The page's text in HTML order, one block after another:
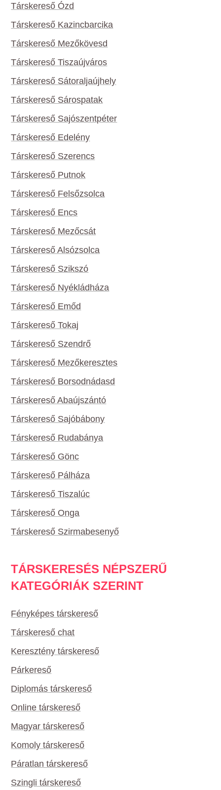
Társkereső Ózd
Társkereső Kazincbarcika
Társkereső Mezőkövesd
Társkereső Tiszaújváros
Társkereső Sátoraljaújhely
Társkereső Sárospatak
Társkereső Sajószentpéter
Társkereső Edelény
Társkereső Szerencs
Társkereső Putnok
Társkereső Felsőzsolca
Társkereső Encs
Társkereső Mezőcsát
Társkereső Alsózsolca
Társkereső Szikszó
Társkereső Nyékládháza
Társkereső Emőd
Társkereső Tokaj
Társkereső Szendrő
Társkereső Mezőkeresztes
Társkereső Borsodnádasd
Társkereső Abaújszántó
Társkereső Sajóbábony
Társkereső Rudabánya
Társkereső Gönc
Társkereső Pálháza
Társkereső Tiszalúc
Társkereső Onga
Társkereső Szirmabesenyő
TÁRSKERESÉS NÉPSZERŰ
KATEGÓRIÁK SZERINT
Fényképes társkereső
Társkereső chat
Keresztény társkereső
Párkereső
Diplomás társkereső
Online társkereső
Magyar társkereső
Komoly társkereső
Páratlan társkereső
Szingli társkereső